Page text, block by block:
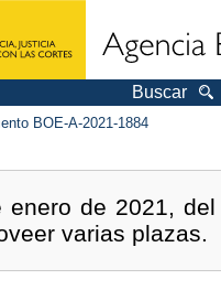
Buscar
BOE-A-2021-1884
de 2021,
varias plazas.